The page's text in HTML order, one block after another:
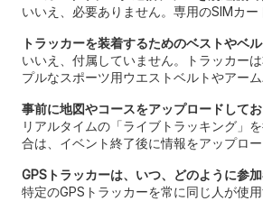
いいえ、必要ありません。専用のSIMカ
トラッカーを装着するためのベストやベ
いいえ、付属していません。トラッカー
プルなスポーツ用ウエストベルトやアー
事前に地図やコースをアップロードして
リアルタイムの「ライブトラッキング」
合は、イベント終了後に情報をアップロ
GPSトラッカーは、いつ、どのように参
特定のGPSトラッカーを常に同じ人が使